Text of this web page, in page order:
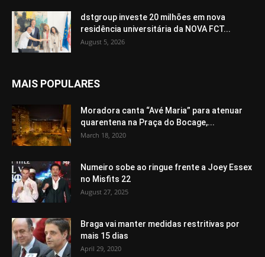
dstgroup investe 20 milhões em nova
residência universitária da NOVA FCT...
August 5, 2026
MAIS POPULARES
Moradora canta “Avé Maria” para atenuar
quarentena na Praça do Bocage,...
March 18, 2020
Numeiro sobe ao ringue frente a Joey Essex
no Misfits 22
August 27, 2025
Braga vai manter medidas restritivas por
mais 15 dias
April 29, 2020